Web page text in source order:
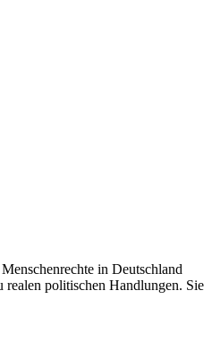
in Deutschland
politischen Handlungen. Sie